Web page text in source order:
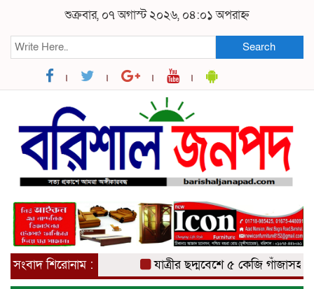
শুক্রবার, ০৭ অগাস্ট ২০২৬, ০৪:০১ অপরাহ্ন
Search
সংবাদ শিরোনাম : যাত্রীর ছদ্মবেশে ৫ কেজি গাঁজাসহ মাদক